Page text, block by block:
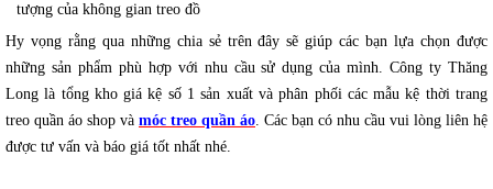
tượng của không gian treo đồ
Hy vọng rằng qua những chia sẻ trên đây sẽ giúp các bạn lựa chọn được
những sản phẩm phù hợp với nhu cầu sử dụng của mình. Công ty Thăng
Long là tổng kho giá kệ số 1 sản xuất và phân phối các mẫu kệ thời trang
treo quần áo shop và móc treo quần áo. Các bạn có nhu cầu vui lòng liên hệ
được tư vấn và báo giá tốt nhất nhé.